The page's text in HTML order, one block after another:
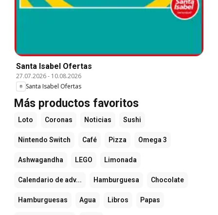
Santa Isabel Ofertas
27.07.2026- 10.08.2026
Santa Isabel Ofertas
Más productos favoritos
Loto Coronas Noticias Sushi
Nintendo Switch Café Pizza Omega 3
Ashwagandha LEGO Limonada
Calendario de adv... Hamburguesa Chocolate
Hamburguesas Agua Libros Papas